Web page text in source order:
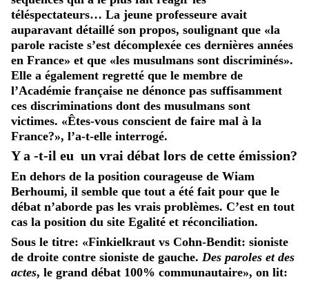
téléspectateurs… La jeune professeure avait
auparavant détaillé son propos, soulignant que «la
parole raciste s’est décomplexée ces dernières années
en France» et que «les musulmans sont discriminés».
Elle a également regretté que le membre de
l’Académie française ne dénonce pas suffisamment
ces discriminations dont des musulmans sont
victimes. «Êtes-vous conscient de faire mal à la
France?», l’a-t-elle interrogé.
Y a -t-il eu un vrai débat lors de cette émission?
En dehors de la position courageuse de Wiam
Berhoumi, il semble que tout a été fait pour que le
débat n’aborde pas les vrais problèmes. C’est en tout
cas la position du site Egalité et réconciliation.
Sous le titre: «Finkielkraut vs Cohn-Bendit: sioniste
de droite contre sioniste de gauche. Des paroles et des
actes, le grand débat 100% communautaire», on lit: